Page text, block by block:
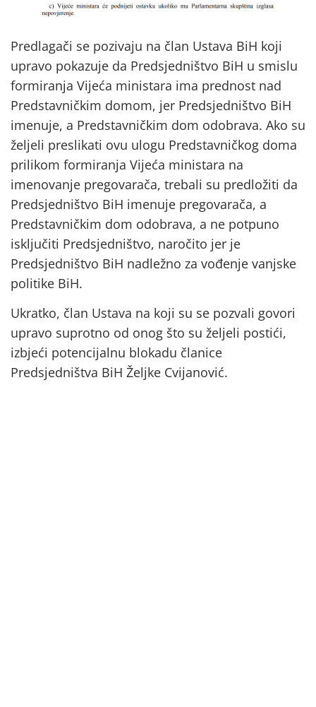
Predlagači se pozivaju na član Ustava BiH koji
upravo pokazuje da Predsjedništvo BiH u smislu
formiranja Vijeća ministara ima prednost nad
Predstavničkim domom, jer Predsjedništvo BiH
imenuje, a Predstavničkim dom odobrava. Ako su
željeli preslikati ovu ulogu Predstavničkog doma
prilikom formiranja Vijeća ministara na
imenovanje pregovarača, trebali su predložiti da
Predsjedništvo BiH imenuje pregovarača, a
Predstavničkim dom odobrava, a ne potpuno
isključiti Predsjedništvo, naročito jer je
Predsjedništvo BiH nadležno za vođenje vanjske
politike BiH.
Ukratko, član Ustava na koji su se pozvali govori
upravo suprotno od onog što su željeli postići,
izbjeći potencijalnu blokadu članice
Predsjedništva BiH Željke Cvijanović.